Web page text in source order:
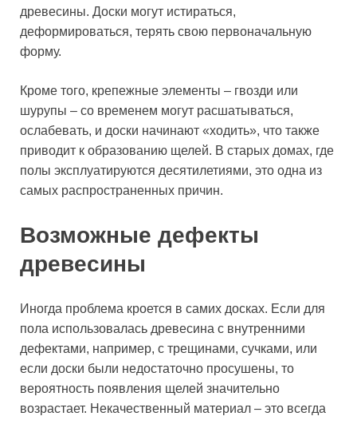
древесины. Доски могут истираться,
деформироваться, терять свою первоначальную
форму.
Кроме того, крепежные элементы – гвозди или
шурупы – со временем могут расшатываться,
ослабевать, и доски начинают «ходить», что также
приводит к образованию щелей. В старых домах, где
полы эксплуатируются десятилетиями, это одна из
самых распространенных причин.
Возможные дефекты
древесины
Иногда проблема кроется в самих досках. Если для
пола использовалась древесина с внутренними
дефектами, например, с трещинами, сучками, или
если доски были недостаточно просушены, то
вероятность появления щелей значительно
возрастает. Некачественный материал – это всегда